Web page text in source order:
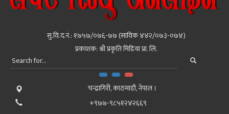
सु.वि.द.नं.: १७५७/०७६-७७ (साविक ४४२/०७३-०७४)
प्रकाशक: श्री प्रकृति मिडिया प्रा. लि.
चन्द्रागिरी, काठमाडाैं, नेपाल ।
+९७७-९८५१२४२६६९